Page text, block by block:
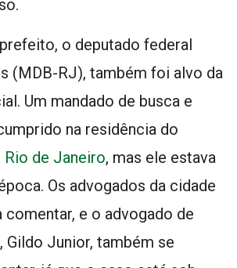
o deputado federal
(MDB-RJ), também foi alvo da
Um mandado de busca e
na residência do
Rio de Janeiro, mas ele estava
Os advogados da cidade
comentar, e o advogado de
Gildo Junior, também se